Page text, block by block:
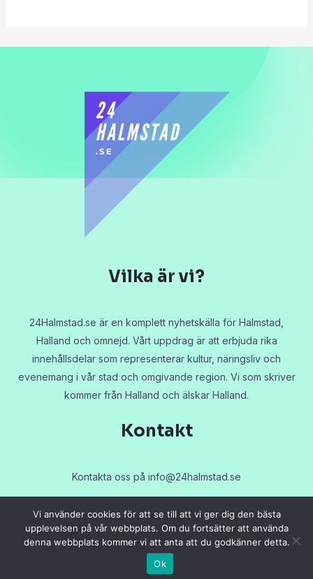
Vilka är vi?
24Halmstad.se är en komplett nyhetskälla för Halmstad,
Halland och omnejd. Vårt uppdrag är att erbjuda rika
innehållsdelar som representerar kultur, näringsliv och
evenemang i vår stad och omgivande region. Vi som skriver
kommer från Halland och älskar Halland.
Kontakt
Kontakta oss på info@24halmstad.se
Copyright © 2026 24halmstad.se
Vi använder cookies för att se till att vi ger dig den bästa
upplevelsen på vår webbplats. Om du fortsätter att använda
denna webbplats kommer vi att anta att du godkänner detta.
Ok